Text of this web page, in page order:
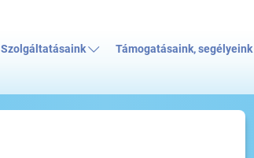
Szolgáltatásaink Támogatásaink, segélyeink